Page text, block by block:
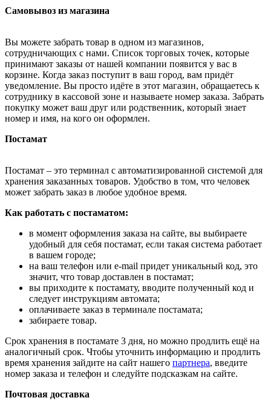
Самовывоз из магазина
Вы можете забрать товар в одном из магазинов,
сотрудничающих с нами. Список торговых точек, которые
принимают заказы от нашей компании появится у вас в
корзине. Когда заказ поступит в ваш город, вам придёт
уведомление. Вы просто идёте в этот магазин, обращаетесь к
сотруднику в кассовой зоне и называете номер заказа. Забрать
покупку может ваш друг или родственник, который знает
номер и имя, на кого он оформлен.
Постамат
Постамат – это терминал с автоматизированной системой для
хранения заказанных товаров. Удобство в том, что человек
может забрать заказ в любое удобное время.
Как работать с постаматом:
в момент оформления заказа на сайте, вы выбираете
удобный для себя постамат, если такая система работает
в вашем городе;
на ваш телефон или e-mail придет уникальный код, это
значит, что товар доставлен в постамат;
вы приходите к постамату, вводите полученный код и
следует инструкциям автомата;
оплачиваете заказ в терминале постамата;
забираете товар.
Срок хранения в постамате 3 дня, но можно продлить ещё на
аналогичный срок. Чтобы уточнить информацию и продлить
время хранения зайдите на сайт нашего партнера, введите
номер заказа и телефон и следуйте подсказкам на сайте.
Почтовая доставка